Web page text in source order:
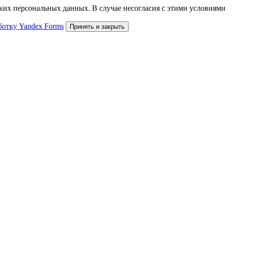
персональных данных. В случае несогласия с этими условиями
Yandex Forms Принять и закрыть